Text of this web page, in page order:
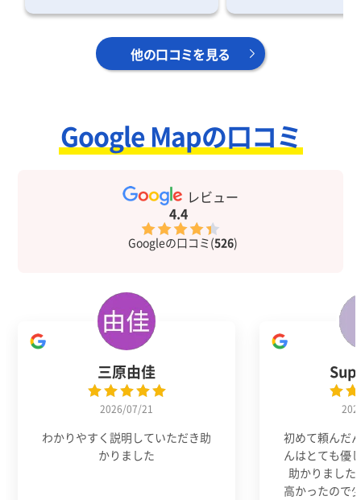
他の口コミを見る
Google Mapの口コミ
レビュー
4.4
Googleの口コミ(526)
三原由佳
2026/07/21
わかりやすく説明していただき助
かりました
初めて頼んだ
んはとても優
助かりました
高かったので